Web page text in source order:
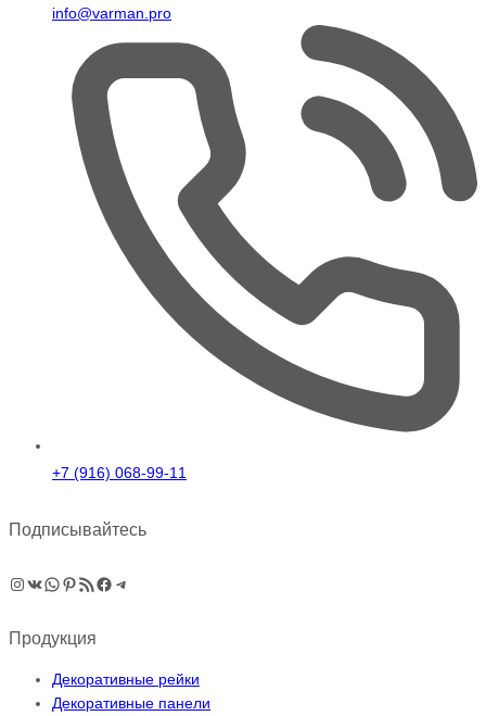
info@varman.pro
+7 (916) 068-99-11
Подписывайтесь
Instagram
ВКонтакте
WhatsApp
Pinterest
RSS-рассылка
Facebook
Telegram
Продукция
Декоративные рейки
Декоративные панели